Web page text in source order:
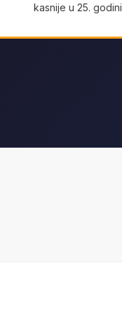
kasnije u 25. godini